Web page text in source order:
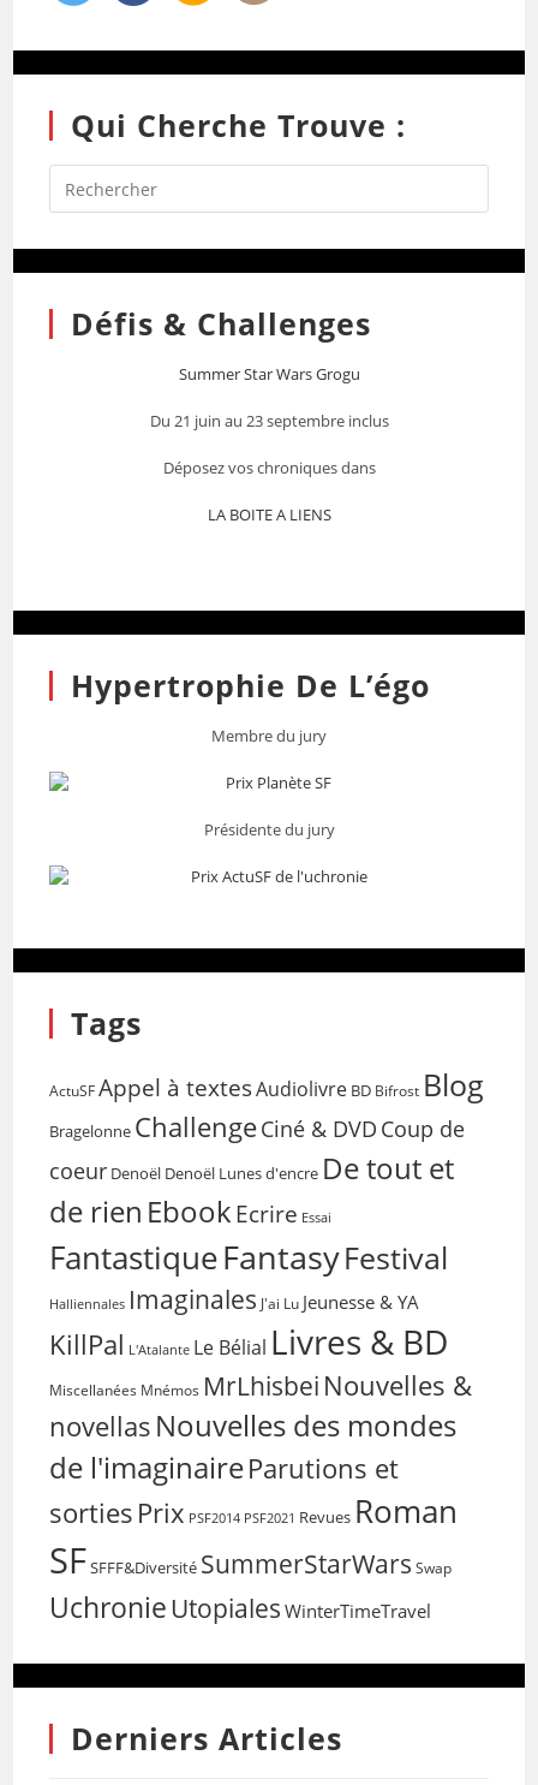
Qui Cherche Trouve :
Défis & Challenges
Summer Star Wars Grogu
Du 21 juin au 23 septembre inclus
Déposez vos chroniques dans
LA BOITE A LIENS
Hypertrophie De L’égo
Membre du jury
Présidente du jury
Tags
ActuSF Appel à textesAudiolivre BD Bifrost Blog
Bragelonne ChallengeCiné & DVD Coup de
coeur Denoël Denoël Lunes d'encre De tout et
de rien EbookEcrire Essai
FantastiqueFantasyFestival
Halliennales Imaginales J'ai Lu Jeunesse & YA
KillPal L'Atalante Le Bélial Livres & BD
Miscellanées Mnémos MrLhisbei Nouvelles &
novellas Nouvelles des mondes
de l'imaginaireParutions et
sorties Prix PSF2014 PSF2021 Revues Roman
SFSFFF&Diversité SummerStarWars Swap
Uchronie Utopiales WinterTimeTravel
Derniers Articles